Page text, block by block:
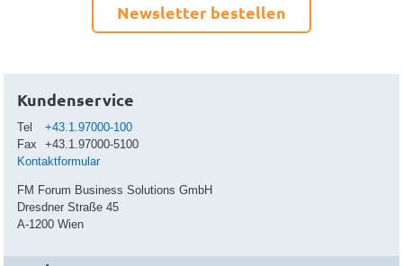
Newsletter bestellen
Kundenservice
Tel
+43.1.97000-100
Fax
+43.1.97000-5100
Kontaktformular
FM Forum Business Solutions GmbH
Dresdner Straße 45
A-1200 Wien